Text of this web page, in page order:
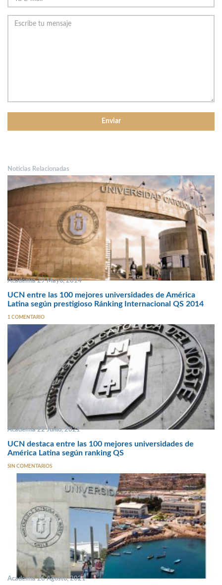
Noticias Relacionadas
Academia 29 Mayo, 2014
UCN entre las 100 mejores universidades de América
Latina según prestigioso Ránking Internacional QS 2014
1 COMENTARIO
Academia 22 Junio, 2021
UCN destaca entre las 100 mejores universidades de
América Latina según ranking QS
SIN COMENTARIOS
Academia 26 Agosto, 2021